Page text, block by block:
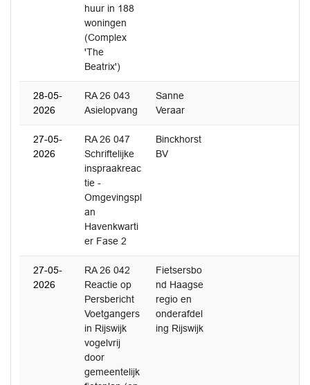
huur in 188
woningen
(Complex
'The
Beatrix')
28-05-
2026
RA 26 043
Asielopvang
Sanne
Veraar
27-05-
2026
RA 26 047
Schriftelijke
inspraakreac
tie -
Omgevingspl
an
Havenkwarti
er Fase 2
Binckhorst
BV
27-05-
2026
RA 26 042
Reactie op
Persbericht
Voetgangers
in Rijswijk
vogelvrij
door
gemeentelijk
Fietsersbo
nd Haagse
regio en
onderafdel
ing Rijswijk